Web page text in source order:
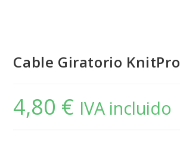
Cable Giratorio KnitPro
4,80 € IVA incluido